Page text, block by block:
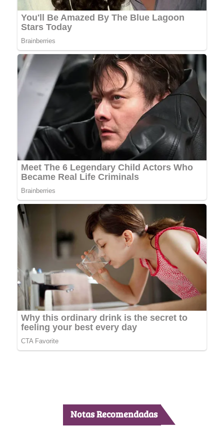
Notas Recomendadas